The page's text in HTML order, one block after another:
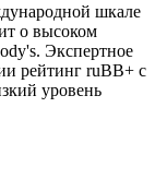
шкале
о высоком
Экспертное
рейтинг ruBB+ с
уровень